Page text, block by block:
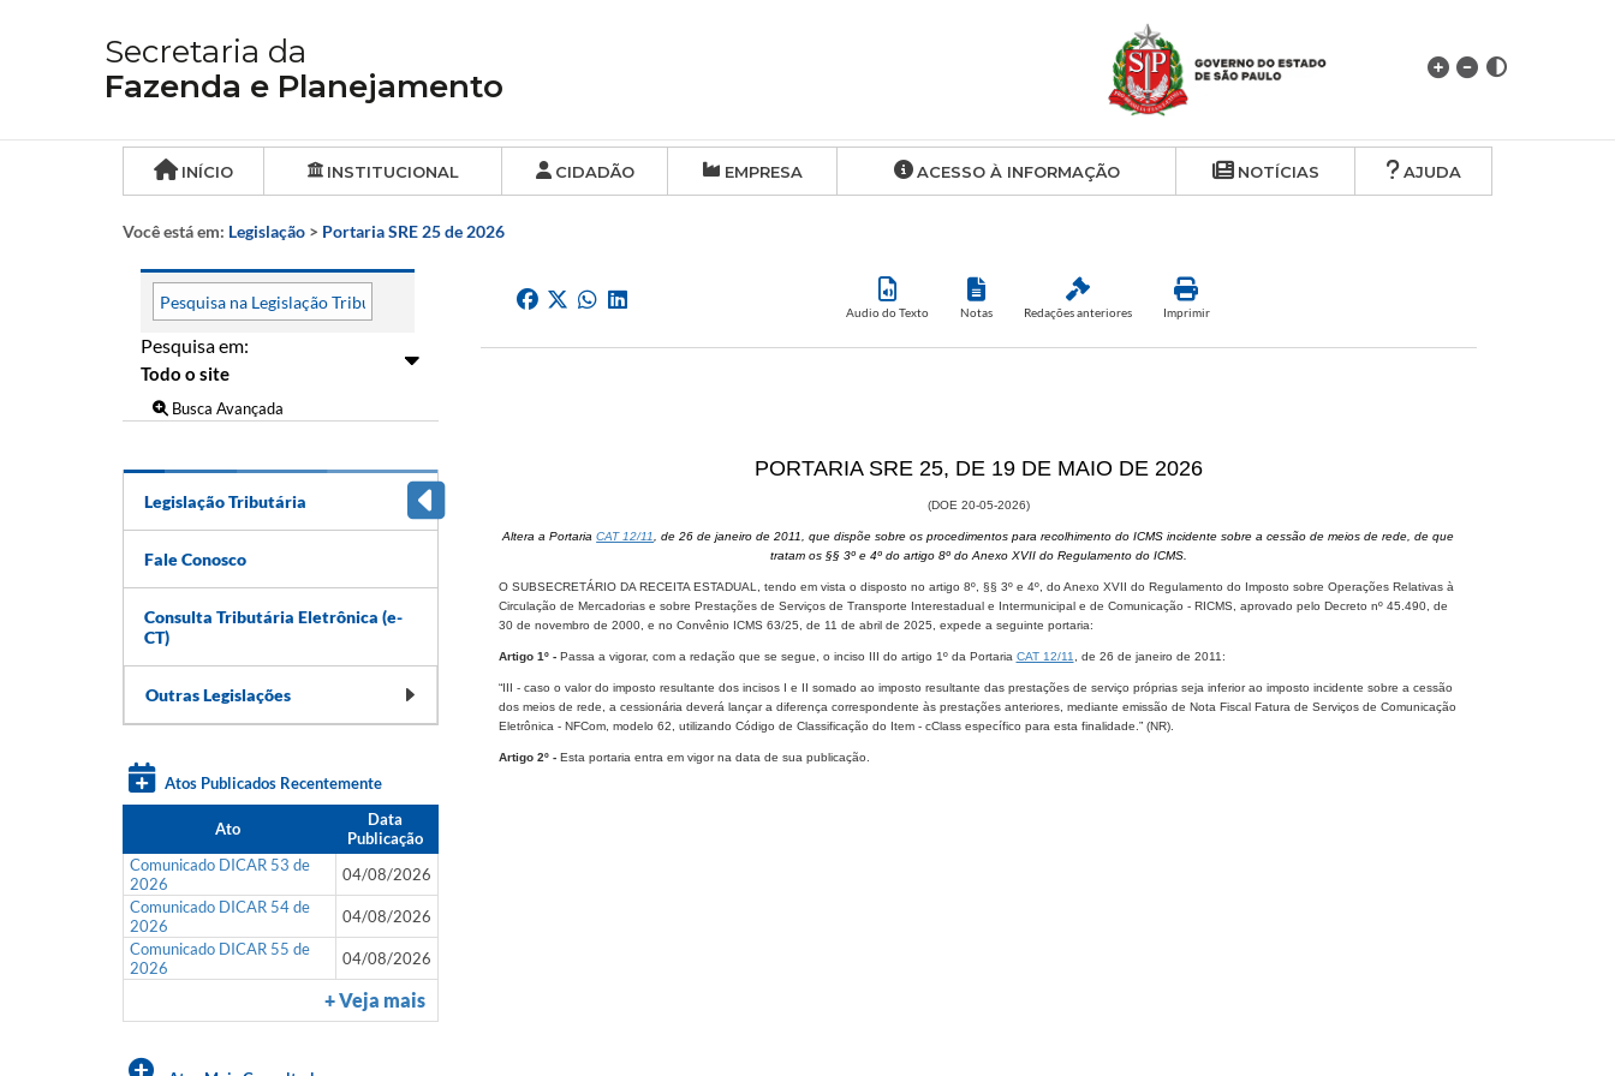
Secretaria da
Fazenda e Planejamento
INÍCIO INSTITUCIONAL CIDADÃO EMPRESA ACESSO À INFORMAÇÃO NOTÍCIAS AJUDA
Você está em: Legislação > Portaria SRE 25 de 2026
Pesquisa em:
Busca Avançada
Legislação Tributária
Fale Conosco
Consulta Tributária Eletrônica (e-
CT)
Outras Legislações
Atos Publicados Recentemente
Ato
Data
Publicação
Comunicado DICAR 53 de
2026
04/08/2026
Comunicado DICAR 54 de
2026
04/08/2026
Comunicado DICAR 55 de
2026
04/08/2026
+ Veja mais
Audio do Texto Notas Redações anteriores Imprimir
​​PORTARIA SRE 25, DE 19 DE MAIO DE 2026
(DOE 20-05-2026​​​​​)
Altera a PortariaCAT 12/11
, de 26 de janeiro de 2011, que dispõe sobre os procedimentos para recolhimento do ICMS incidente sobre a cessão de meios de rede, de que
tratam os §§ 3º e 4º do artigo 8º do Anexo XVII do Regulamento do ICMS.
O SUBSECRETÁRIO DA RECEITA ESTADUAL, tendo em vista o disposto no artigo 8º, §§ 3º e 4º, do Anexo XVII do Regulamento do Imposto sobre Operações Relativas à
Circulação de Mercadorias e sobre Prestações de Serviços de Transporte Interestadual e Intermunicipal e de Comunicação - RICMS, aprovado pelo Decreto nº 45.490, de
30 de novembro de 2000, e no Convênio ICMS 63/25, de 11 de abril de 2025, expede a seguinte portaria:
Artigo 1º -Passa a vigorar, com a redação que se segue, o inciso III do artigo 1º da Portaria CAT 12/11 ​, de 26 de janeiro de 2011:
“III - caso o valor do imposto r​​esultante dos incisos I e II somado ao imposto resultante das prestações de serviço próprias seja inferior ao imposto incidente sobre a cessão
dos meios de rede, a cessionária deverá lançar a diferença correspondente às prestações anteriores, mediante emissão de Nota Fiscal Fatura de Serviços de Comunicação
Eletrônica - NFCom, modelo 62, utilizando Código de Classificação do Item - cClass específico para esta finalidade.” (NR).
Artigo 2º - Esta portaria entra em vigor na data de sua publicação.​